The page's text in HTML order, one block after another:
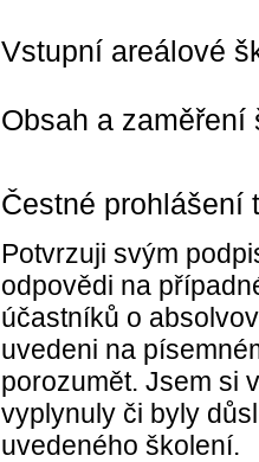
Vstupní areálové
Obsah a zaměření
Čestné prohlášení
Potvrzuji svým
odpovědi na
účastníků o
uvedeni na
porozumět. Jsem si
vyplynuly či byly
uvedeného školení.